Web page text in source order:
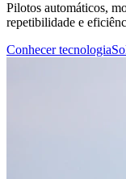
Pilotos automáticos,
repetibilidade e
Conhecer tecnologia